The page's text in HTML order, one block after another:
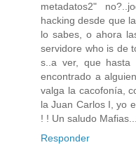
metadatos2"
hacking desde que
lo sabes, o ahora
servidore who is de
s..a ver, que
encontrado a
valga la cacofonía,
la Juan Carlos I, yo
! ! Un saludo
Responder